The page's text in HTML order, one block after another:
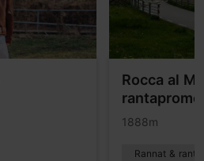
Rocca al
1888m
Rannat &